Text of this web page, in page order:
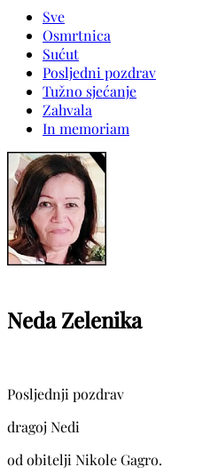
Sve
Osmrtnica
Sućut
Posljedni pozdrav
Tužno sjećanje
Zahvala
In memoriam
Neda Zelenika
Posljednji pozdrav
dragoj Nedi
od obitelji Nikole Gagro.